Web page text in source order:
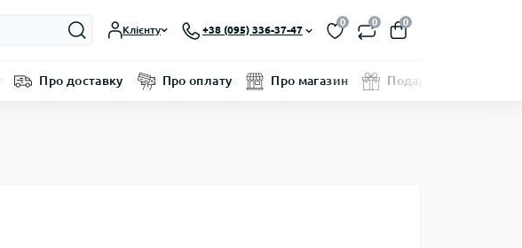
Клієнту +38 (095) 336-37-47
0 0 0
Про доставку Про оплату Про магазин Подарунковий